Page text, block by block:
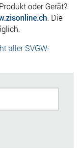
oder Gerät?
. Die
aller SVGW-